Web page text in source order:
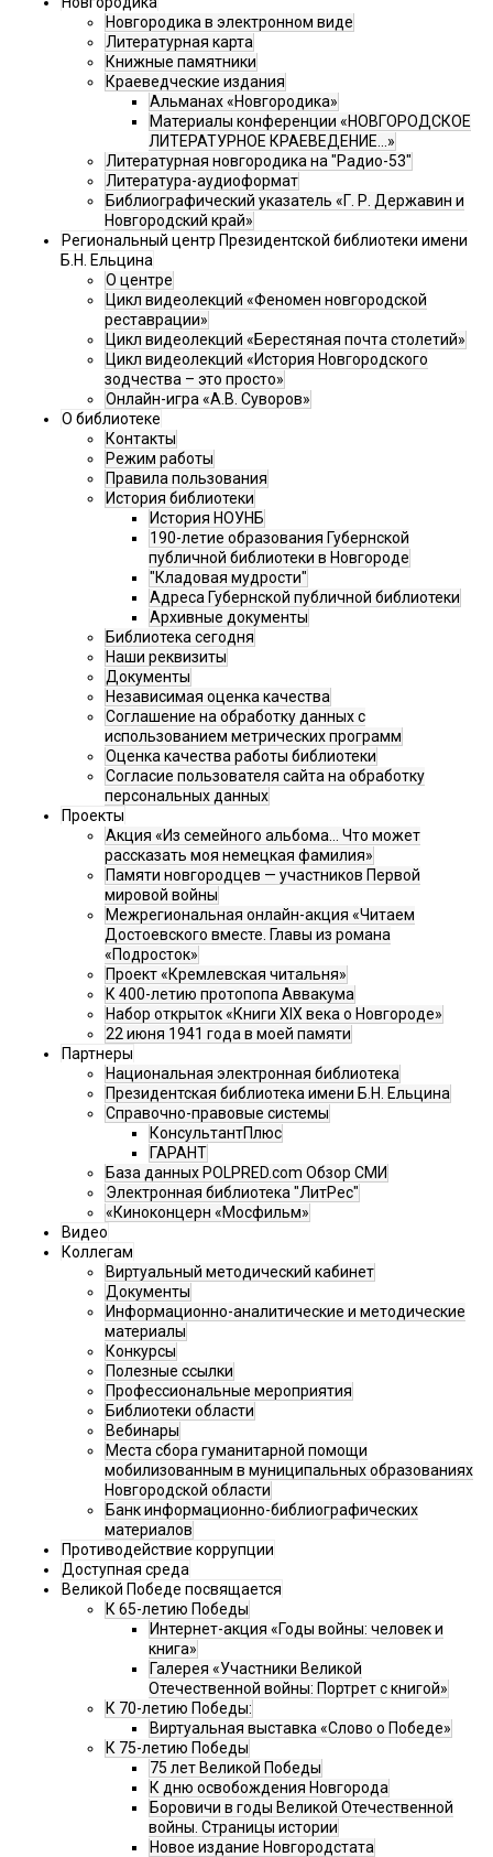
Новгородика в электронном виде
Литературная карта
Книжные памятники
Краеведческие издания
Альманах «Новгородика»
Материалы конференции «НОВГОРОДСКОЕ
ЛИТЕРАТУРНОЕ КРАЕВЕДЕНИЕ...»
Литературная новгородика на "Радио-53"
Литература-аудиоформат
Библиографический указатель «Г. Р. Державин и
Новгородский край»
Региональный центр Президентской библиотеки имени
Б.Н. Ельцина
О центре
Цикл видеолекций «Феномен новгородской
реставрации»
Цикл видеолекций «Берестяная почта столетий»
Цикл видеолекций «История Новгородского
зодчества – это просто»
Онлайн-игра «А.В. Суворов»
О библиотеке
Контакты
Режим работы
Правила пользования
История библиотеки
История НОУНБ
190-летие образования Губернской
публичной библиотеки в Новгороде
"Кладовая мудрости"
Адреса Губернской публичной библиотеки
Архивные документы
Библиотека сегодня
Наши реквизиты
Документы
Независимая оценка качества
Соглашение на обработку данных с
использованием метрических программ
Оценка качества работы библиотеки
Согласие пользователя сайта на обработку
персональных данных
Проекты
Акция «Из семейного альбома... Что может
рассказать моя немецкая фамилия»
Памяти новгородцев — участников Первой
мировой войны
Межрегиональная онлайн-акция «Читаем
Достоевского вместе. Главы из романа
«Подросток»
Проект «Кремлевская читальня»
К 400-летию протопопа Аввакума
Набор открыток «Книги XIX века о Новгороде»
22 июня 1941 года в моей памяти
Партнеры
Национальная электронная библиотека
Президентская библиотека имени Б.Н. Ельцина
Справочно-правовые системы
КонсультантПлюс
ГАРАНТ
База данных POLPRED.com Обзор СМИ
Электронная библиотека "ЛитРес"
«Киноконцерн «Мосфильм»
Видео
Коллегам
Виртуальный методический кабинет
Документы
Информационно-аналитические и методические
материалы
Конкурсы
Полезные ссылки
Профессиональные мероприятия
Библиотеки области
Вебинары
Места сбора гуманитарной помощи
мобилизованным в муниципальных образованиях
Новгородской области
Банк информационно-библиографических
материалов
Противодействие коррупции
Доступная среда
Великой Победе посвящается
К 65-летию Победы
Интернет-акция «Годы войны: человек и
книга»
Галерея «Участники Великой
Отечественной войны: Портрет с книгой»
К 70-летию Победы:
Виртуальная выставка «Слово о Победе»
К 75-летию Победы
75 лет Великой Победы
К дню освобождения Новгорода
Боровичи в годы Великой Отечественной
войны. Страницы истории
Новое издание Новгородстата